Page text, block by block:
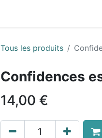
Tous les produits
Confidences
14,00 €